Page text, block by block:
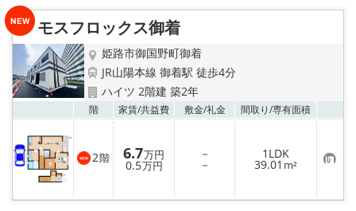
り
モスフロックス御着
姫路市御国野町御着
JR山陽本線 御着駅 徒歩4分
ハイツ 2階建 築2年
階 家賃/共益費 敷金/礼金 間取り/専有面積
2階 6.7万円
0.5万円
－
－
1LDK
39.01 m² お
気
に
入